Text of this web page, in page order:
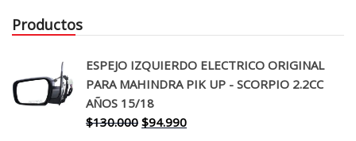
Productos
ESPEJO IZQUIERDO ELECTRICO ORIGINAL
PARA MAHINDRA PIK UP - SCORPIO 2.2CC
AÑOS 15/18
$130.000 El
$94.990El